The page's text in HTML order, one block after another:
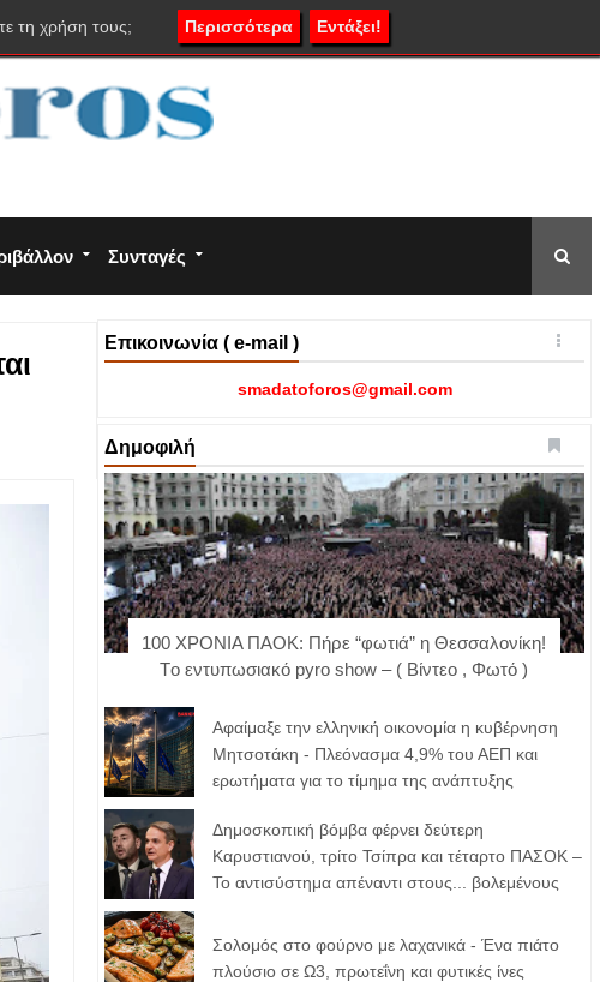
Συνταγές
Επικοινωνία ( e-mail )
smadatoforos@gmail.com
Δημοφιλή
100 ΧΡΟΝΙΑ ΠΑΟΚ: Πήρε “φωτιά” η Θεσσαλονίκη!
Tο εντυπωσιακό pyro show – ( Βίντεο , Φωτό )
Αφαίμαξε την ελληνική οικονομία η κυβέρνηση
Μητσοτάκη - Πλεόνασμα 4,9% του ΑΕΠ και
ερωτήματα για το τίμημα της ανάπτυξης
Δημοσκοπική βόμβα φέρνει δεύτερη
Καρυστιανού, τρίτο Τσίπρα και τέταρτο ΠΑΣΟΚ –
Το αντισύστημα απέναντι στους... βολεμένους
Σολομός στο φούρνο με λαχανικά - Ένα πιάτο
πλούσιο σε Ω3, πρωτεΐνη και φυτικές ίνες
τη χρήση τους; Περισσότερα Εντάξει!